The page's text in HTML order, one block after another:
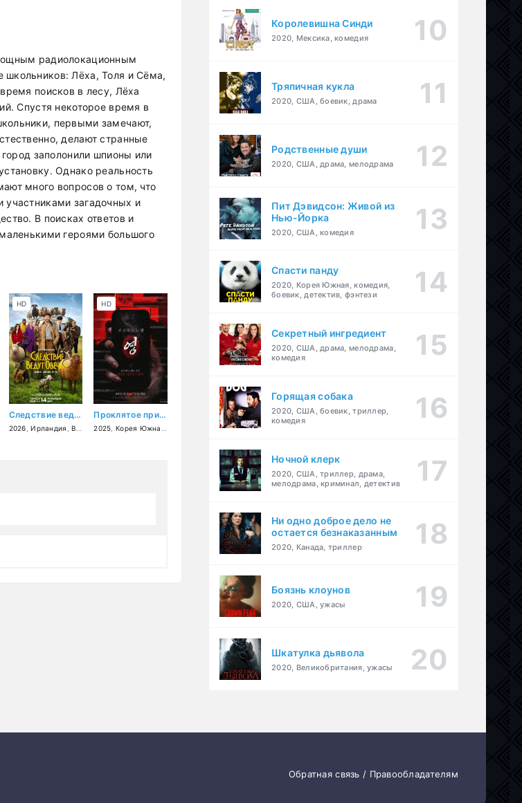
радиолокационным
школьников: Лёха, Толя и Сёма,
поисков в лесу, Лёха
Спустя некоторое время в
первыми замечают,
делают странные
заполонили шпионы или
Однако реальность
много вопросов о том, что
участниками загадочных и
В поисках ответов и
героями большого
Следствие ведут овечки
2026 ,Ирландия ,Великобритания ,США,детектив комедия,фэнтези
HD
Проклятое приложение
2025 Корея Южная
HD
Королевишна Синди
2020, Мексика, комедия
Тряпичная кукла
2020, США, боевик, драма
Родственные души
2020, США, драма, мелодрама
Пит Дэвидсон: Живой из
Нью-Йорка
2020, США, комедия
Спасти панду
2020, Корея Южная, комедия,
боевик, детектив, фэнтези
Секретный ингредиент
2020, США, драма, мелодрама,
комедия
Горящая собака
2020, США, боевик, триллер,
комедия
Ночной клерк
2020, США, триллер, драма,
мелодрама, криминал, детектив
Ни одно доброе дело не
остается безнаказанным
2020, Канада, триллер
Боязнь клоунов
2020, США, ужасы
Шкатулка дьявола
2020, Великобритания, ужасы
Обратная связь / Правообладателям